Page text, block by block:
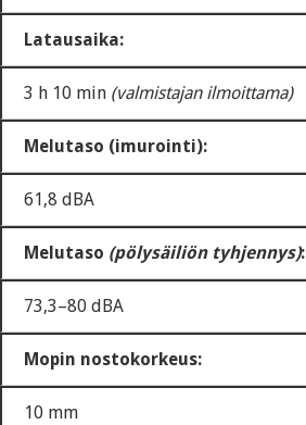
Latausaika:
3 h 10 min (valmistajan ilmoittama)
Melutaso (imurointi):
61,8 dBA
Melutaso (pölysäiliön tyhjennys):
73,3–80 dBA
Mopin nostokorkeus:
10 mm